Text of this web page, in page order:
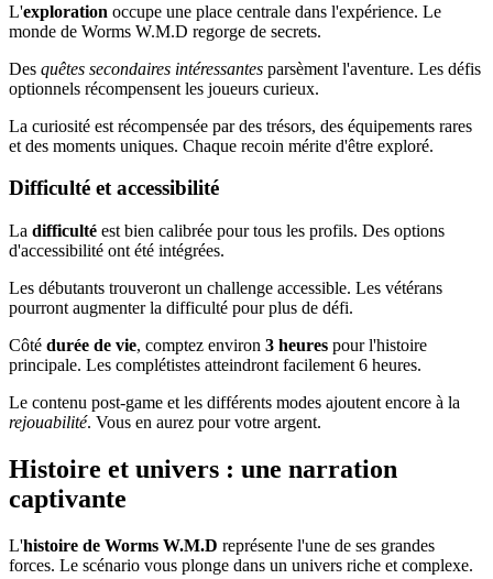
L'exploration occupe une place centrale dans l'expérience. Le
monde de Worms W.M.D regorge de secrets.
Des quêtes secondaires intéressantes parsèment l'aventure. Les défis
optionnels récompensent les joueurs curieux.
La curiosité est récompensée par des trésors, des équipements rares
et des moments uniques. Chaque recoin mérite d'être exploré.
Difficulté et accessibilité
La difficulté est bien calibrée pour tous les profils. Des options
d'accessibilité ont été intégrées.
Les débutants trouveront un challenge accessible. Les vétérans
pourront augmenter la difficulté pour plus de défi.
Côté durée de vie, comptez environ 3 heures pour l'histoire
principale. Les complétistes atteindront facilement 6 heures.
Le contenu post-game et les différents modes ajoutent encore à la
rejouabilité. Vous en aurez pour votre argent.
Histoire et univers : une narration
captivante
L'histoire de Worms W.M.D représente l'une de ses grandes
forces. Le scénario vous plonge dans un univers riche et complexe.